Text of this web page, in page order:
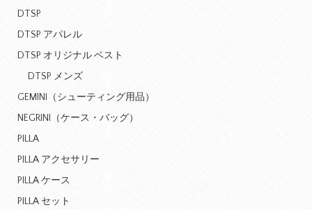
DTSP
DTSP アパレル
DTSP オリジナル ベスト
DTSP メンズ
GEMINI（シューティング用品）
NEGRINI（ケース・バッグ）
PILLA
PILLA アクセサリー
PILLA ケース
PILLA セット